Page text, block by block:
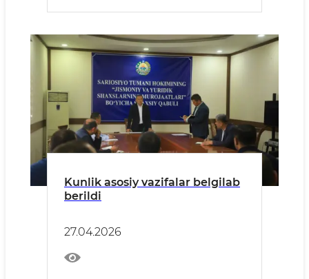
Kunlik asosiy vazifalar belgilab
berildi
27.04.2026